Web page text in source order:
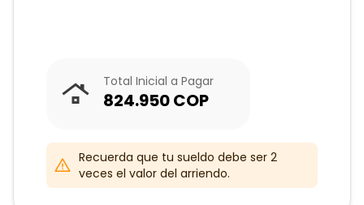
Total Inicial a Pagar
824.950COP
Recuerda que tu sueldo debe ser 2
veces el valor del arriendo.